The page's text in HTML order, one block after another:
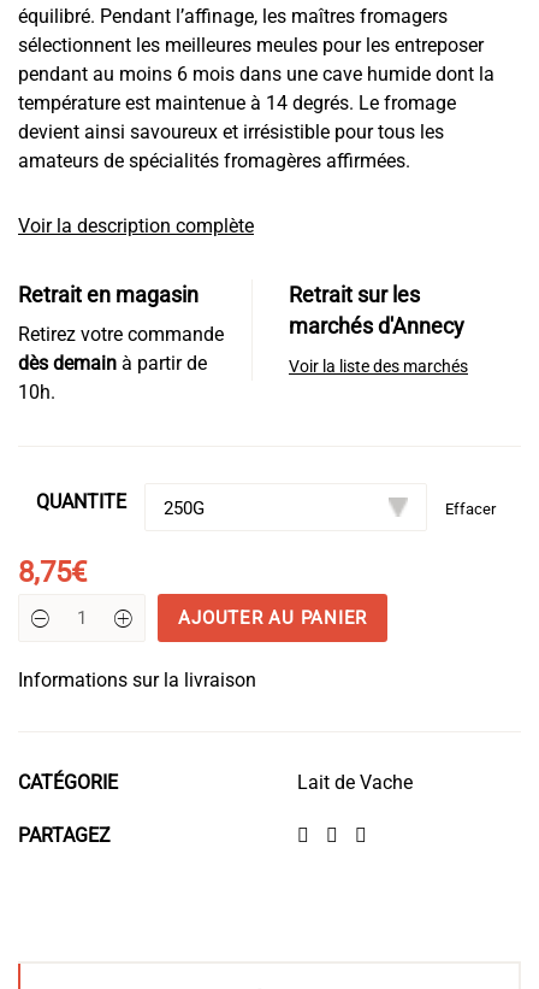
équilibré. Pendant l’affinage, les maîtres fromagers
sélectionnent les meilleures meules pour les entreposer
pendant au moins 6 mois dans une cave humide dont la
température est maintenue à 14 degrés. Le fromage
devient ainsi savoureux et irrésistible pour tous les
amateurs de spécialités fromagères affirmées.
Voir la description complète
Retrait en magasin
Retirez votre commande
dès demain à partir de
10h.
Retrait sur les
marchés d'Annecy
Voir la liste des marchés
QUANTITE Effacer
8,75€
quantité
Extra
AJOUTER AU PANIER
Informations sur la livraison
CATÉGORIE Lait de Vache
PARTAGEZ